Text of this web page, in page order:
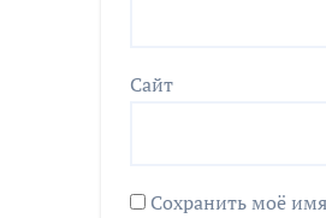
Сайт
Сохранить моё